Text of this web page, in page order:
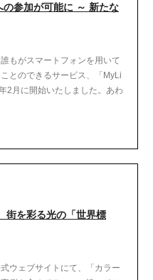
参加が可能に ～ 新たな
もがスマートフォンを用いて
とのできるサービス、「MyLi
2月に開始いたしました。あわ
街を彩る光の「世界標
ウェブサイトにて、「カラー